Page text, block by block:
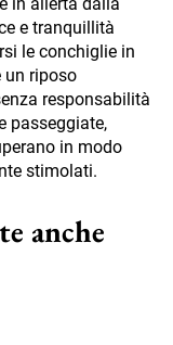
e tranquillità
le conchiglie in
un riposo
responsabilità
passeggiate,
in modo
stimolati.
anche